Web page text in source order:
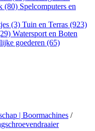
(80) Spelcomputers en
(3) Tuin en Terras (923)
Watersport en Boten
goederen (65)
| Boormachines /